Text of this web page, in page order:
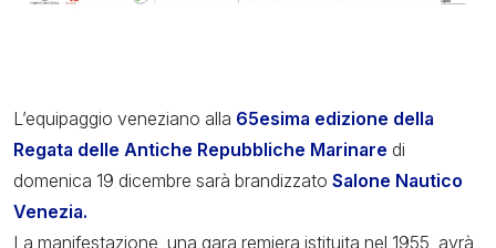
L’equipaggio veneziano alla 65esima edizione della
Regata delle Antiche Repubbliche Marinare di
domenica 19 dicembre sarà brandizzato Salone Nautico
Venezia.
La manifestazione, una gara remiera istituita nel 1955, avrà